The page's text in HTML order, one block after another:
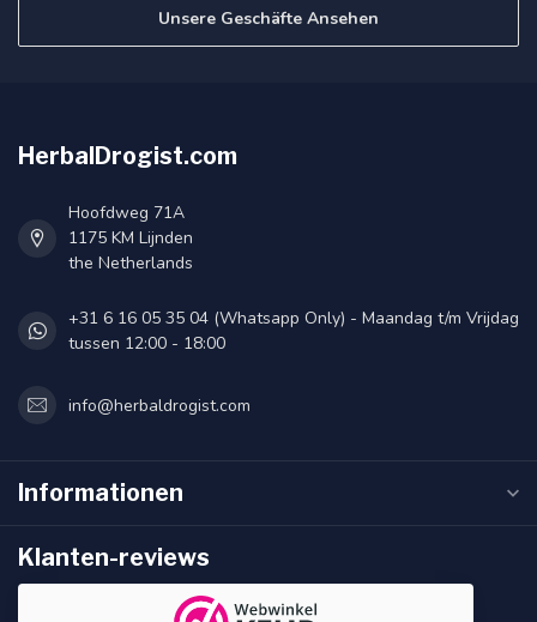
Unsere Geschäfte Ansehen
HerbalDrogist.com
Hoofdweg 71A
1175 KM Lijnden
the Netherlands
+31 6 16 05 35 04 (Whatsapp Only) - Maandag t/m Vrijdag
tussen 12:00 - 18:00
info@herbaldrogist.com
Informationen
Klanten-reviews